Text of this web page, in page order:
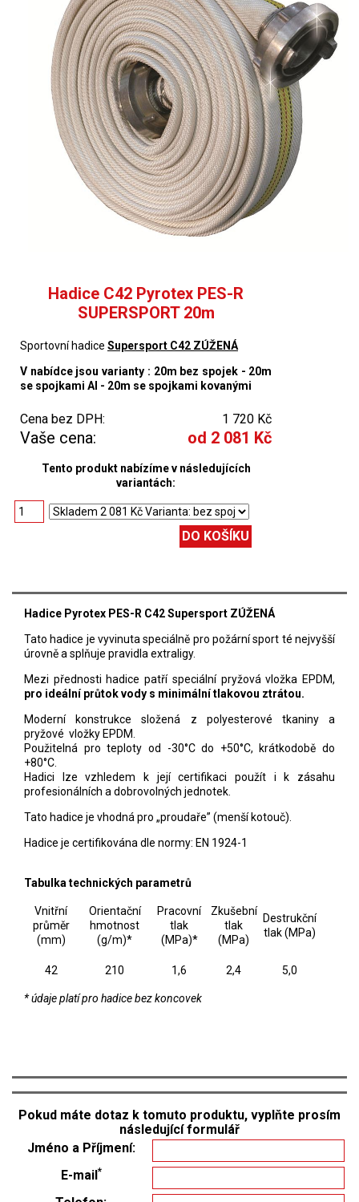
Hadice C42 Pyrotex PES-R
SUPERSPORT 20m
Sportovní hadice Supersport C42 ZÚŽENÁ
V nabídce jsou varianty : 20m bez spojek - 20m
se spojkami Al - 20m se spojkami kovanými
Cena bez DPH: 1 720 Kč
Vaše cena: od 2 081 Kč
Tento produkt nabízíme v následujících
variantách:
Hadice Pyrotex PES-R C42 Supersport ZÚŽENÁ
Tato hadice je vyvinuta speciálně pro požární sport té nejvyšší
úrovně a splňuje pravidla extraligy.
Mezi přednosti hadice patří speciální pryžová vložka EPDM,
pro ideální průtok vody s minimální tlakovou ztrátou.
Moderní konstrukce složená z polyesterové tkaniny a
pryžové vložky EPDM.
Použitelná pro teploty od -30°C do +50°C, krátkodobě do
+80°C.
Hadici lze vzhledem k její certifikaci použít i k zásahu
profesionálních a dobrovolných jednotek.
Tato hadice je vhodná pro „proudaře” (menší kotouč).
Hadice je certifikována dle normy: EN 1924-1
Tabulka technických parametrů
Vnitřní
průměr
(mm)
Orientační
hmotnost
(g/m)*
Pracovní
tlak
(MPa)*
Zkušební
tlak
(MPa)
Destrukční
tlak (MPa)
42 210 1,6 2,4 5,0
* údaje platí pro hadice bez koncovek
Pokud máte dotaz k tomuto produktu, vyplňte prosím
následující formulář
Jméno a Příjmení:
E-mail*